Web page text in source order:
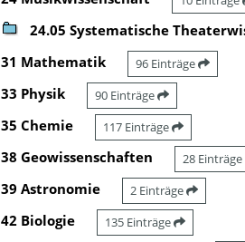
24.05 Systematische
31 Mathematik 96 Einträge
33 Physik 90 Einträge
35 Chemie 117 Einträge
38 Geowissenschaften 28 Einträge
39 Astronomie 2 Einträge
42 Biologie 135 Einträge